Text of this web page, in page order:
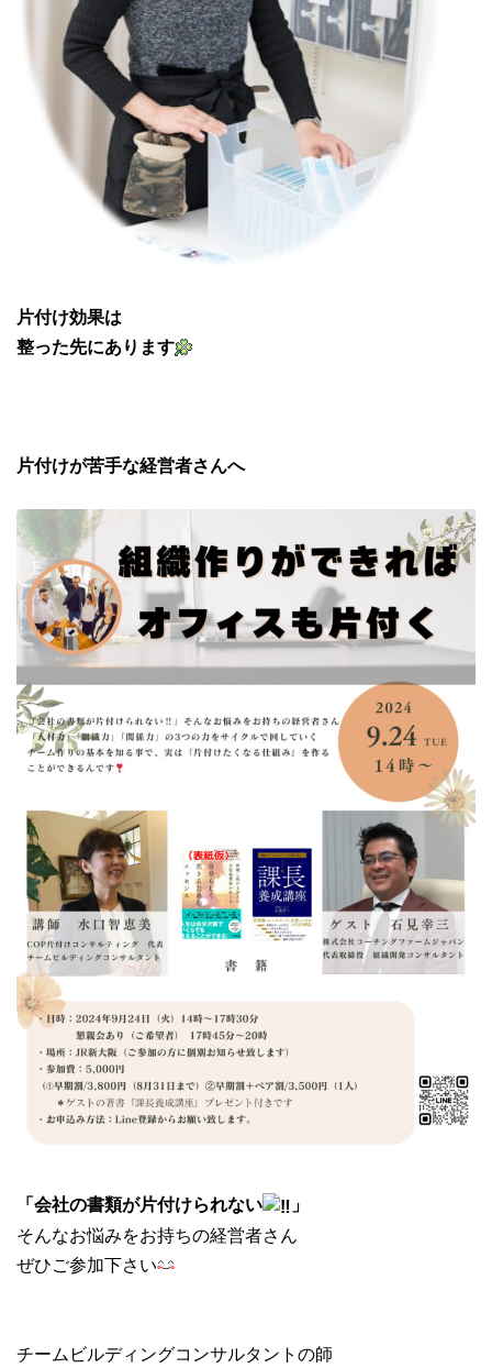
片付け効果は
整った先にあります
片付けが苦手な経営者さんへ
「会社の書類が片付けられない
」
そんなお悩みをお持ちの経営者さん
ぜひご参加下さい
チームビルディングコンサルタントの師